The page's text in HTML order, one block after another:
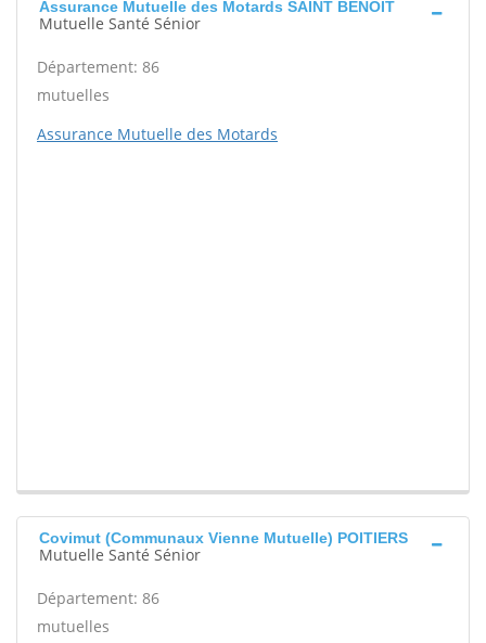
Assurance Mutuelle des Motards SAINT BENOIT
Mutuelle Santé Sénior
Département: 86
mutuelles
Assurance Mutuelle des Motards
Covimut (Communaux Vienne Mutuelle) POITIERS
Mutuelle Santé Sénior
Département: 86
mutuelles